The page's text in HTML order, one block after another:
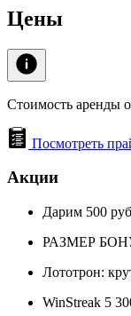
Цены
Стоимость аренды
Посмотреть
Акции
Дарим 500
РАЗМЕР
Лототрон:
WinStreak 5